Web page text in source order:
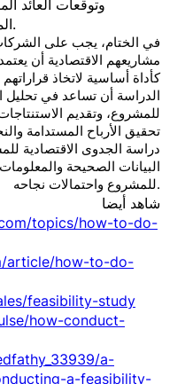
وتوقعات العائد
المستنيرة لتحقيق أهداف المشروع.
في الختام، يجب على
مشاريعهم الاقتصادية أن
كأداة أساسية لاتخاذ
الدراسة أن تساعد في تحليل
للمشروع، وتقديم
تحقيق الأرباح المستدامة
دراسة الجدوى الاقتصادية
البيانات الصحيحة
للمشروع واحتمالات نجاحه.
شاهد أيضا
topics/how-to-do-
article/how-to-do-
feasibility-study
how-conduct-
a-
a-feasibility-